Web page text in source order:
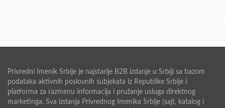
Privredni Imenik Srbije je najstarije B2B izdanje u Srbiji sa bazom
podataka aktivnih poslovnih subjekata iz Republike Srbije i
platforma za razmenu informacija i pružanje usluga direktnog
marketinga. Sva izdanja Privrednog Imenika Srbije (sajt, katalog i